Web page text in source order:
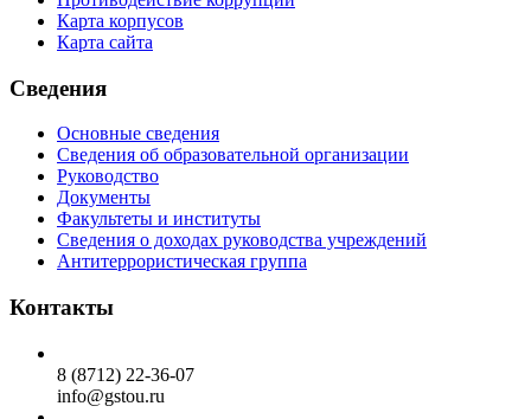
Карта корпусов
Карта сайта
Сведения
Основные сведения
Сведения об образовательной организации
Руководство
Документы
Факультеты и институты
Сведения о доходах руководства учреждений
Антитеррористическая группа
Контакты
8 (8712) 22-36-07
info@gstou.ru